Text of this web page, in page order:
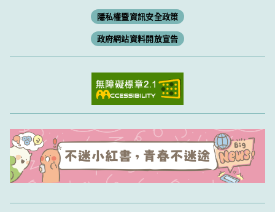
隱私權暨資訊安全政策
政府網站資料開放宣告